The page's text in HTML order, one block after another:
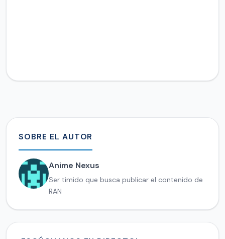
SOBRE EL AUTOR
Anime Nexus
Ser timido que busca publicar el contenido de
RAN